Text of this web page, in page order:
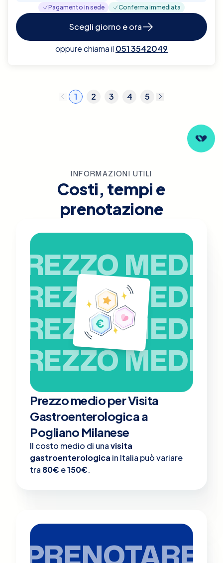
Pagamento in sede Conferma immediata
Scegli giorno e ora
oppure chiama il 051 3542049
1 2 3 4 5
INFORMAZIONI UTILI
Costi, tempi e
prenotazione
PREZZO MEDIO
PREZZO MEDIO
PREZZO MEDIO
PREZZO MEDIO
Prezzo medio per Visita
Gastroenterologica a
Pogliano Milanese
Il costo medio di unavisita
gastroenterologica in Italia può variare
tra 80€ e150€.
PRENOTARE